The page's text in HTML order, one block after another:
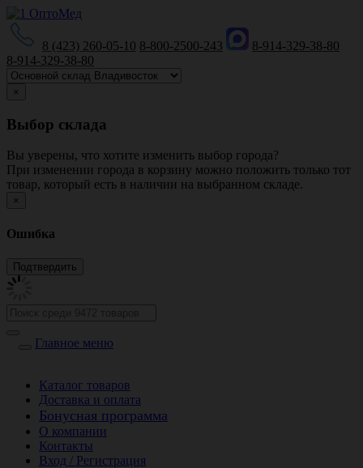
8 (423) 260-05-10 8-800-2500-243
8-914-329-38-80
8-914-329-38-80
×
Выбор склада
Вы уверены, что хотите изменить выбор города?
При изменении города в корзину можно положить только тот
товар, который есть в наличии на выбранном складе.
×
Ошибка
Главное меню
Каталог товаров
Доставка и оплата
Бонусная программа
О компании
Контакты
Вход / Регистрация